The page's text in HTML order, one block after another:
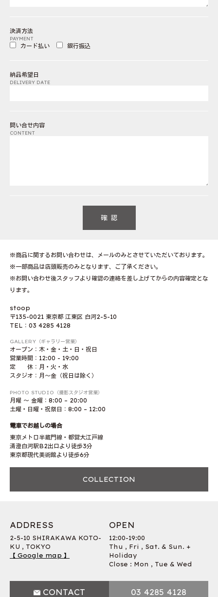
決済方法
PAYMENT
カード払い 銀行振込
納品希望日
DELIVERY DATE
問い合せ内容
CONTENT
※商品に関するお問い合わせは、メールのみとさせていただいております。
※一部商品は店頭販売のみとなります、ご了承ください。
※お問い合わせ後スタッフより確認の連絡を差し上げてからの内容確定とな
ります。
stoop
〒135-0021 東京都 江東区 白河2-5-10
TEL：03 4285 4128
GALLERY（ギャラリー営業）
オープン：木・金・土・日・祝日
営業時間：12:00 - 19:00
定 休：月・火・水
スタジオ：月〜金（祝日は除く）
PHOTO STUDIO（撮影スタジオ営業）
月曜 〜 金曜：8:00 – 20:00
土曜・日曜・祝祭日：8:00 – 12:00
電車でお越しの場合
東京メトロ半蔵門線・都営大江戸線
清澄白河駅B2出口より徒歩3分
東京都現代美術館より徒歩6分
COLLECTION
ADDRESS
2-5-10 SHIRAKAWA KOTO-
KU , TOKYO
【 Google map 】
OPEN
12:00-19:00
Thu , Fri , Sat. & Sun. +
Holiday
Close : Mon , Tue & Wed
CONTACT 03 4285 4128